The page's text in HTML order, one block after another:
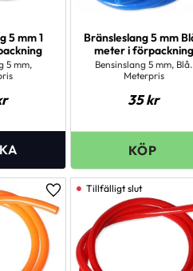
5 mm 1
5 mm,
Bränsleslang 5 mm
meter i förpackning
Bensinslang 5 mm, Blå.
Meterpris
35kr
Lägg till i favoriter